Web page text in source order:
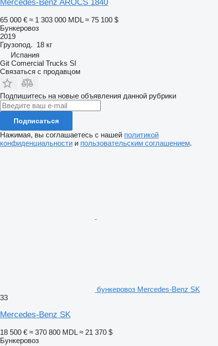
Mercedes-Benz AROCS 1840
65 000 € ≈ 1 303 000 MDL ≈ 75 100 $
Бункеровоз
2019
Грузопод. 18 кг
Испания
Git Comercial Trucks Sl
Связаться с продавцом
Подпишитесь на новые объявления данной рубрики
Подписаться
Нажимая, вы соглашаетесь с нашей политикой
конфиденциальности и пользовательским соглашением.
бункеровоз Mercedes-Benz SK
33
Mercedes-Benz SK
18 500 € ≈ 370 800 MDL ≈ 21 370 $
Бункеровоз